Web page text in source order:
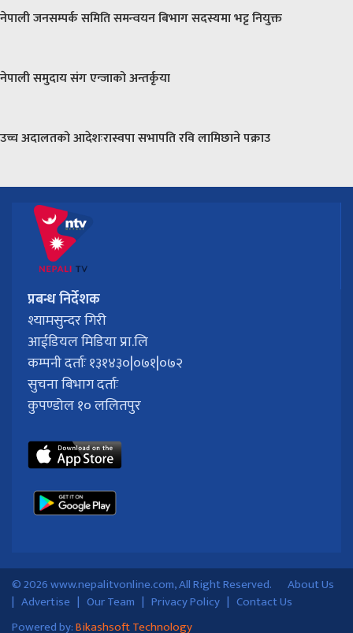
नेपाली जनसम्पर्क समिति समन्वयन बिभाग सदस्यमा भट्ट नियुक्त
नेपाली समुदाय संग एन्जाको अन्तर्कृया
उच्च अदालतको आदेशःरास्वपा सभापति रवि लामिछाने पक्राउ
प्रबन्ध निर्देशक
श्यामसुन्दर गिरी
आईडियल मिडिया प्रा.लि
कम्पनी दर्ताः १३१४३०|०७१|०७२
सुचना बिभाग दर्ताः
कुपण्डोल १० ललितपुर
© 2026 www.nepalitvonline.com, All Right Reserved. About Us
| Advertise | Our Team | Privacy Policy | Contact Us
Powered by:Bikashsoft Technology